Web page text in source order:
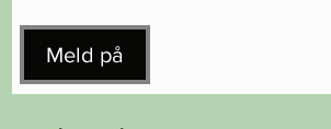
Meld på